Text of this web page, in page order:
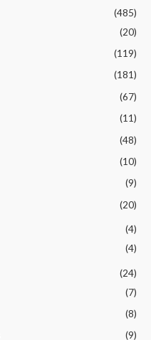
(485)
(20)
(119)
(181)
(67)
(11)
(48)
(10)
(9)
(20)
(4)
(4)
(24)
(7)
(8)
(9)